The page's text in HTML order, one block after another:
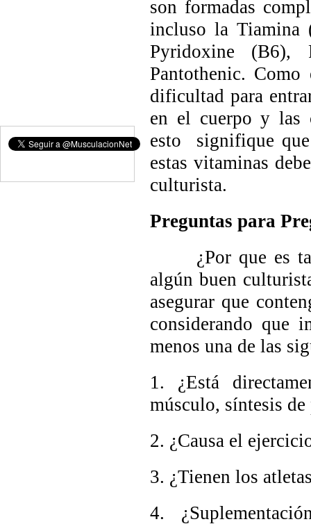
son formadas
incluso la
Pyridoxine (B6),
Pantothenic. Como
dificultad para
en el cuerpo y las
esto signifique
estas vitaminas
culturista.
Preguntas para
¿Por que es tan
algún buen
asegurar que
considerando que
menos una de las
1. ¿Está
músculo, síntesis
2. ¿Causa el
3. ¿Tienen los
4.